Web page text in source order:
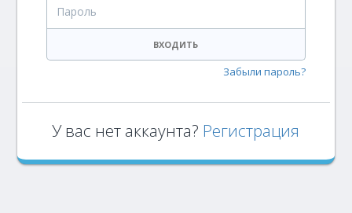
ВХОДИТЬ
Забыли пароль?
У вас нет аккаунта? Регистрация